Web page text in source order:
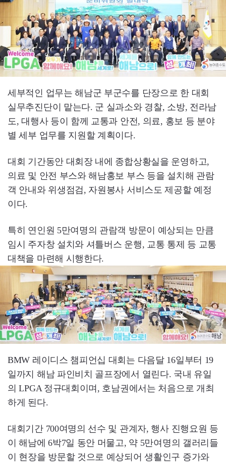
세부적인 업무는 해남군 부군수를 단장으로 한 대회
실무추진단이 맡는다. 군 실과소와 경찰, 소방, 전라남
도, 대행사 등이 함께 교통과 안전, 의료, 홍보 등 분야
별 세부 업무를 지원할 계획이다.
대회 기간동안 대회장 내에 종합상황실을 운영하고,
의료 및 안전 부스와 해남홍보 부스 등을 설치해 관람
객 안내와 위생점검, 자원봉사 서비스도 제공할 예정
이다.
특히 연인원 5만여명의 관람객 방문이 예상되는 만큼
임시 주자창 설치와 셔틀버스 운행, 교통 통제 등 교통
대책을 마련해 시행한다.
BMW 레이디스 챔피언십 대회는 다음달 16일부터 19
일까지 해남 파인비치 골프장에서 열린다. 국내 유일
의 LPGA 정규대회이며, 호남권에서는 처음으로 개최
하게 된다.
대회기간 700여명의 선수 및 관계자, 행사 진행요원 등
이 해남에 6박7일 동안 머물고, 약 5만여명의 갤러리들
이 현장을 방문할 것으로 예상되어 생활인구 증가와